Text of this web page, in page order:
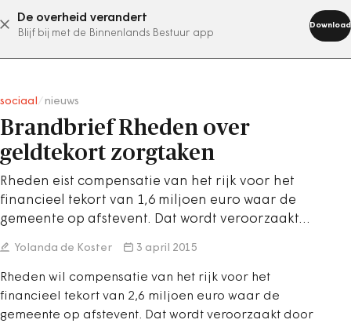
De overheid verandert
Blijf bij met de Binnenlands Bestuur app
Download
abonneer nu
sociaal nieuws
Brandbrief Rheden over
geldtekort zorgtaken
Rheden eist compensatie van het rijk voor het
financieel tekort van 1,6 miljoen euro waar de
gemeente op afstevent. Dat wordt veroorzaakt…
Yolanda de Koster 3 april 2015
Rheden wil compensatie van het rijk voor het
financieel tekort van 2,6 miljoen euro waar de
gemeente op afstevent. Dat wordt veroorzaakt door